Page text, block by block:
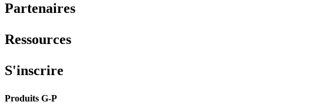
Partenaires​​
Ressources​​
S'inscrire​​
Produits G-P​​